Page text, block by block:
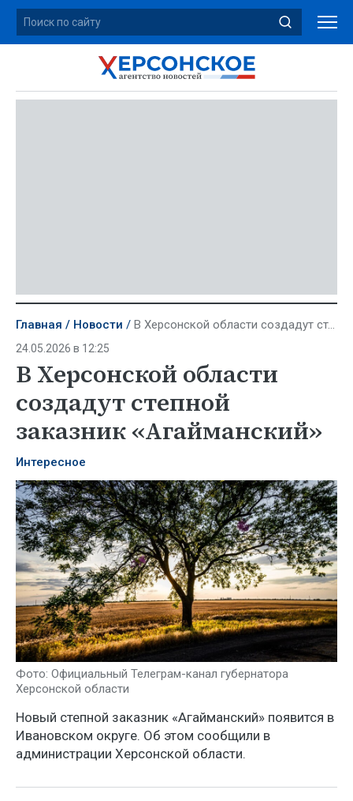
Главная Новости В Херсонской области создадут степной заказник «Агайманский»
24.05.2026 в 12:25
В Херсонской области
создадут степной
заказник «Агайманский»
Интересное
Фото: Официальный Телеграм-канал губернатора
Херсонской области
Новый степной заказник «Агайманский» появится в
Ивановском округе. Об этом сообщили в
администрации Херсонской области.